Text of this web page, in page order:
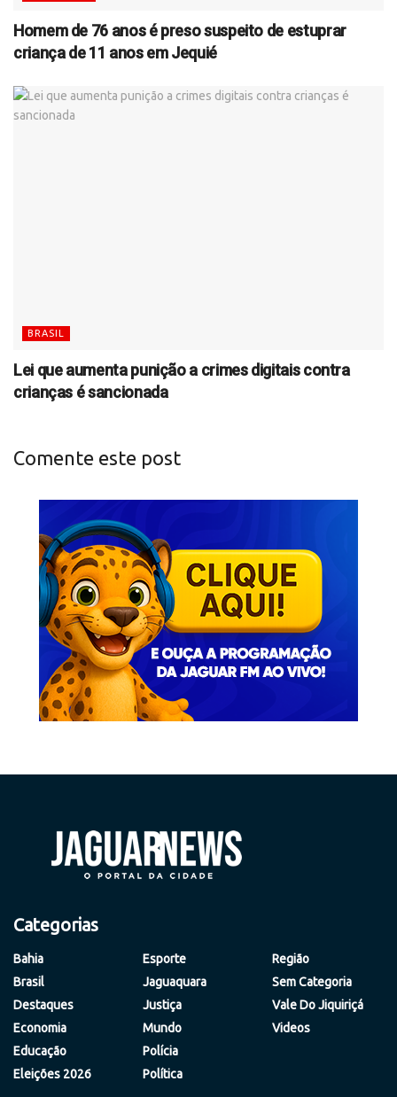
Homem de 76 anos é preso suspeito de estuprar
criança de 11 anos em Jequié
BRASIL
Lei que aumenta punição a crimes digitais contra
crianças é sancionada
Comente este post
Categorias
Bahia
Brasil
Destaques
Economia
Educação
Eleições 2026
Esporte
Jaguaquara
Justiça
Mundo
Polícia
Política
Região
Sem Categoria
Vale Do Jiquiriçá
Videos